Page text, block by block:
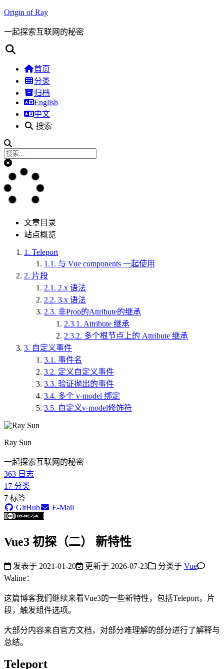
Origin of Ray
一起探索互联网的秘密
首页
分类
归档
English
中文
搜索
文章目录
站点概览
1. Teleport
1.1. 与 Vue components 一起使用
2. 片段
2.1. 2.x 语法
2.2. 3.x 语法
2.3. 非Prop的Attribute的继承
2.3.1. Attribute 继承
2.3.2. 多个根节点上的 Attribute 继承
3. 自定义事件
3.1. 事件名
3.2. 定义自定义事件
3.3. 验证抛出的事件
3.4. 多个 v-model 绑定
3.5. 自定义v-model修饰符
Ray Sun
一起探索互联网的秘密
363 日志
17 分类
7 标签
GitHub
E-Mail
Vue3 初探（二） 新特性
发表于 2021-01-20 更新于 2026-07-23 分类于 Vue
Waline：
这篇博客我们继续来看Vue3的一些新特性，包括Teleport，片
段，触发组件选项。
大部分内容来自官方文档，对部分难理解的部分进行了解释与
总结。
Teleport